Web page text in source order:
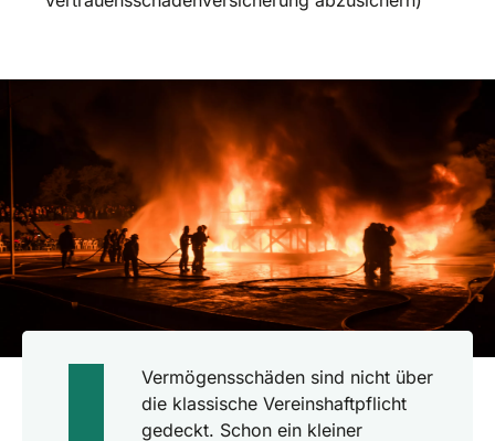
Vermögensschäden sind nicht über
die klassische Vereinshaftpflicht
gedeckt. Schon ein kleiner